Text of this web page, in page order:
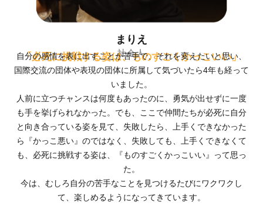
まりえ
社会人
「必死に挑戦する姿は、ものすごくかっこいい」
自分の感情を表に出すことが苦手で、それを変えたいと思い、
国際交流の団体や表現の団体に所属して気づいたら4年も経って
いました。
人前に立つチャンスは何度もあったのに、勇気が出せずに一度
も手を挙げられなかった。でも、ここで仲間たちが必死に自分
と向き合っている姿を見て、失敗したら、上手くできなかった
ら『かっこ悪い』のではなく、失敗しても、上手くできなくて
も、必死に挑戦する姿は、『ものすごくかっこいい』って思っ
た。
今は、むしろ自分の苦手なことを見つけるたびにワクワクし
て、楽しめるようになってきています。